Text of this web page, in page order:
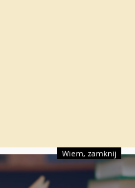
Wiem, zamknij